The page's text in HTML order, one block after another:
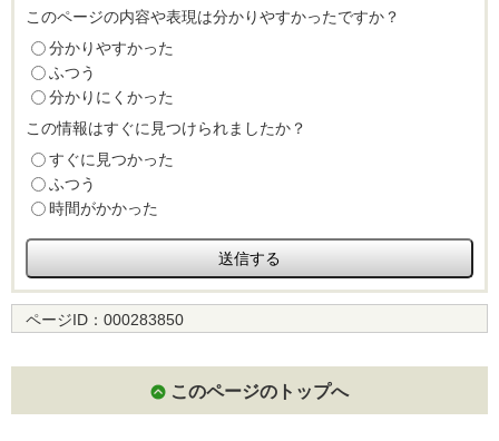
このページの内容や表現は分かりやすかったですか？
分かりやすかった
ふつう
分かりにくかった
この情報はすぐに見つけられましたか？
すぐに見つかった
ふつう
時間がかかった
ページID： 000283850
このページのトップへ